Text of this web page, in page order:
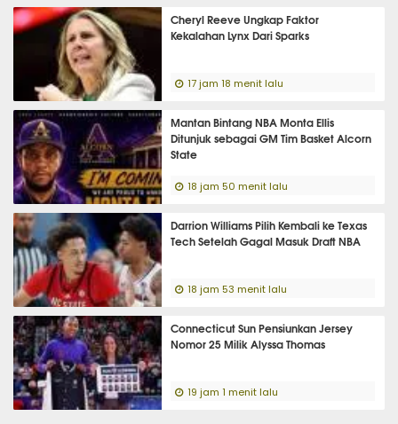
Cheryl Reeve Ungkap Faktor
Kekalahan Lynx Dari Sparks
17 jam 18 menit lalu
Mantan Bintang NBA Monta Ellis
Ditunjuk sebagai GM Tim Basket Alcorn
State
18 jam 50 menit lalu
Darrion Williams Pilih Kembali ke Texas
Tech Setelah Gagal Masuk Draft NBA
18 jam 53 menit lalu
Connecticut Sun Pensiunkan Jersey
Nomor 25 Milik Alyssa Thomas
19 jam 1 menit lalu